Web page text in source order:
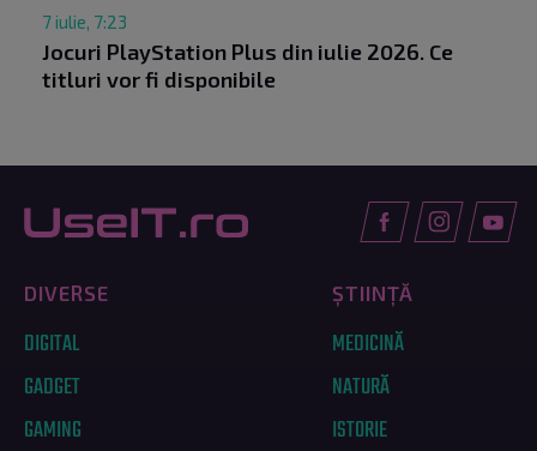
7 iulie, 7:23
Jocuri PlayStation Plus din iulie 2026. Ce
titluri vor fi disponibile
DIVERSE
DIGITAL
GADGET
GAMING
ȘTIINȚĂ
MEDICINĂ
NATURĂ
ISTORIE